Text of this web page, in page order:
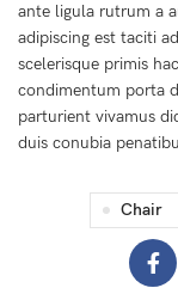
ante ligula rutrum a
adipiscing est taciti
scelerisque primis
condimentum porta
parturient vivamus
duis conubia
Chair